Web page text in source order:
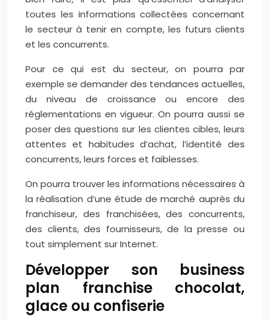
toutes les informations collectées concernant
le secteur à tenir en compte, les futurs clients
et les concurrents.
Pour ce qui est du secteur, on pourra par
exemple se demander des tendances actuelles,
du niveau de croissance ou encore des
réglementations en vigueur. On pourra aussi se
poser des questions sur les clientes cibles, leurs
attentes et habitudes d’achat, l’identité des
concurrents, leurs forces et faiblesses.
On pourra trouver les informations nécessaires à
la réalisation d’une étude de marché auprès du
franchiseur, des franchisées, des concurrents,
des clients, des fournisseurs, de la presse ou
tout simplement sur Internet.
Développer son business
plan franchise chocolat,
glace ou confiserie